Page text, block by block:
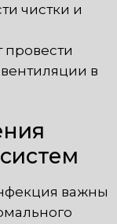
чистки и
в
важны